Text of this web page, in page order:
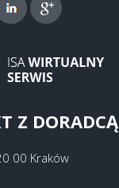
Z DORADCĄ
00 Kraków